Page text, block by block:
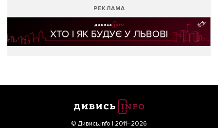
РЕКЛАМА
© Дивись.info | 2011–2026